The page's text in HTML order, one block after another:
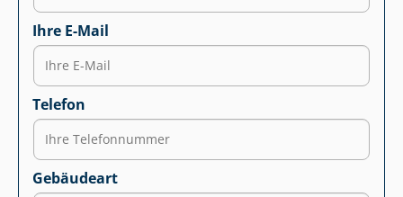
Ihre E-Mail
Telefon
Gebäudeart